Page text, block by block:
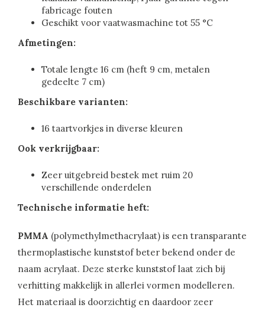
fabricage fouten
Geschikt voor vaatwasmachine tot 55 °C
Afmetingen:
Totale lengte 16 cm (heft 9 cm, metalen
gedeelte 7 cm)
Beschikbare varianten:
16 taartvorkjes in diverse kleuren
Ook verkrijgbaar:
Zeer uitgebreid bestek met ruim 20
verschillende onderdelen
Technische informatie heft:
PMMA (polymethylmethacrylaat) is een transparante
thermoplastische kunststof beter bekend onder de
naam acrylaat. Deze sterke kunststof laat zich bij
verhitting makkelijk in allerlei vormen modelleren.
Het materiaal is doorzichtig en daardoor zeer